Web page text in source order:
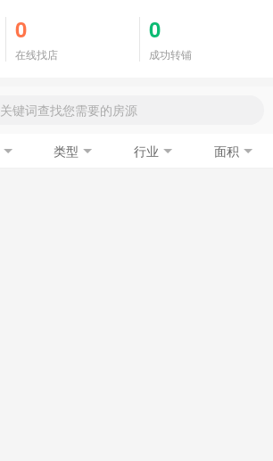
0
在线找店
0
成功转铺
类型 行业 面积